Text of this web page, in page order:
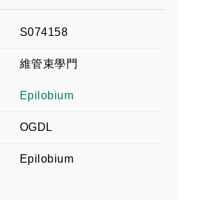
S074158
維管束學門
Epilobium
OGDL
Epilobium